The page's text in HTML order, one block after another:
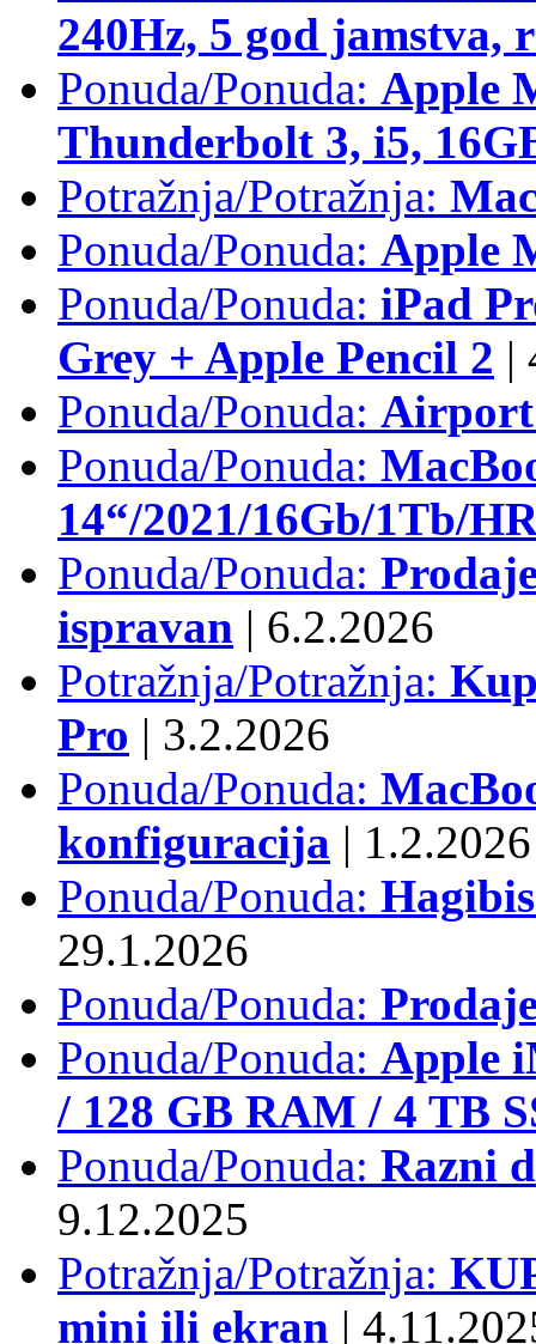
240Hz, 5 god jamstva,
Ponuda/Ponuda: Apple
Thunderbolt 3, i5,
Potražnja/Potražnja:
Ponuda/Ponuda: Apple
Ponuda/Ponuda: iPad
Grey + Apple Pencil 2 |
Ponuda/Ponuda: Airport
Ponuda/Ponuda:
14“/2021/16Gb/1Tb/
Ponuda/Ponuda:
ispravan | 6.2.2026
Potražnja/Potražnja:
Pro | 3.2.2026
Ponuda/Ponuda:
konfiguracija | 1.2.2026
Ponuda/Ponuda:
29.1.2026
Ponuda/Ponuda:
Ponuda/Ponuda: Apple
/ 128 GB RAM / 4 TB
Ponuda/Ponuda: Razni
9.12.2025
Potražnja/Potražnja:
mini ili ekran |